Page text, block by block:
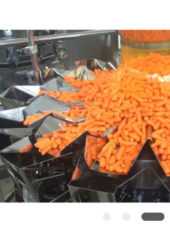
খবর
মামলা
একটি
উদ্ধৃতি
অনুরোধ
করুন